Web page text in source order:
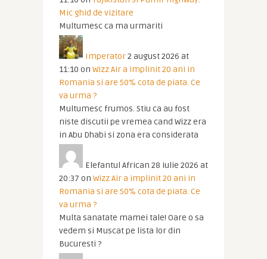
Mic ghid de vizitare
Multumesc ca ma urmariti
Imperator2 august 2026 at
11:10 on Wizz Air a implinit 20 ani in
Romania si are 50% cota de piata. Ce
va urma ?
Multumesc frumos. Stiu ca au fost
niste discutii pe vremea cand Wizz era
in Abu Dhabi si zona era considerata
Elefantul African 28 iulie 2026 at
20:37 on Wizz Air a implinit 20 ani in
Romania si are 50% cota de piata. Ce
va urma ?
Multa sanatate mamei tale! Oare o sa
vedem si Muscat pe lista lor din
Bucuresti ?